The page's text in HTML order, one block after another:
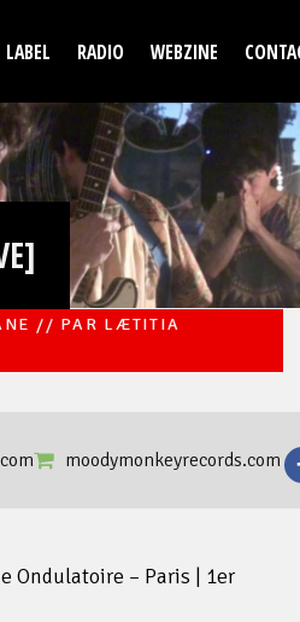
LABEL RADIO WEBZINE
// PAR LÆTITIA
moodymonkeyrecords.com
Ondulatoire – Paris | 1er